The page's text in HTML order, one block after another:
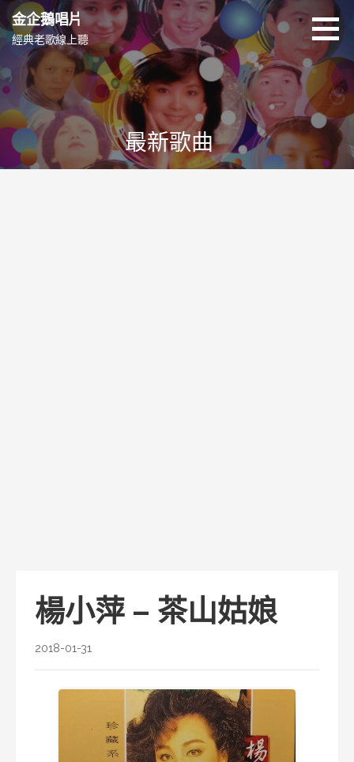
至
主
要
內
金企鵝唱片
經典老歌線上聽
最新歌曲
楊小萍 – 茶山姑娘
2018-01-31